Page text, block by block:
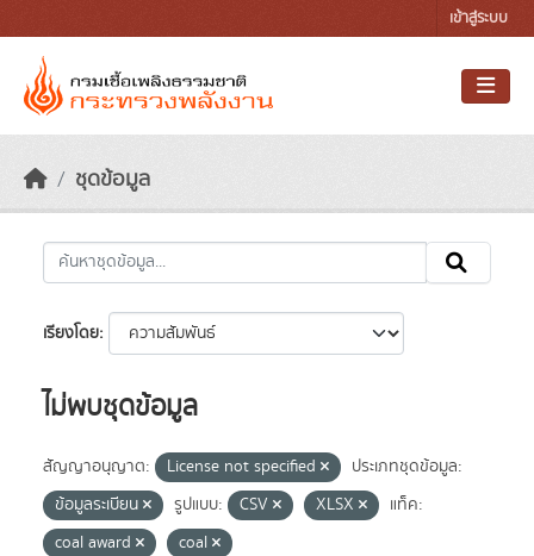
เข้าสู่ระบบ
ชุดข้อมูล
เรียงโดย
ไม่พบชุดข้อมูล
สัญญาอนุญาต: License not specified
ประเภทชุดข้อมูล:
ข้อมูลระเบียน
รูปแบบ: CSV XLSX
แท็ค:
coal award
coal